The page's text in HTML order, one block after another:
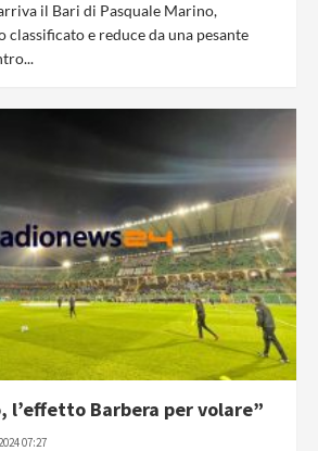
il Bari di Pasquale Marino,
classificato e reduce da una pesante
l’effetto Barbera per volare”
07:27